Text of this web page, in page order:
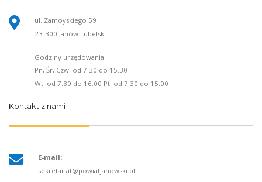
ul. Zamoyskiego 59
23-300 Janów Lubelski
Godziny urzędowania:
Pn, Śr, Czw: od 7.30 do 15.30
Wt: od 7.30 do 16.00 Pt: od 7.30 do 15.00
Kontakt z nami
E-mail:
sekretariat@powiatjanowski.pl